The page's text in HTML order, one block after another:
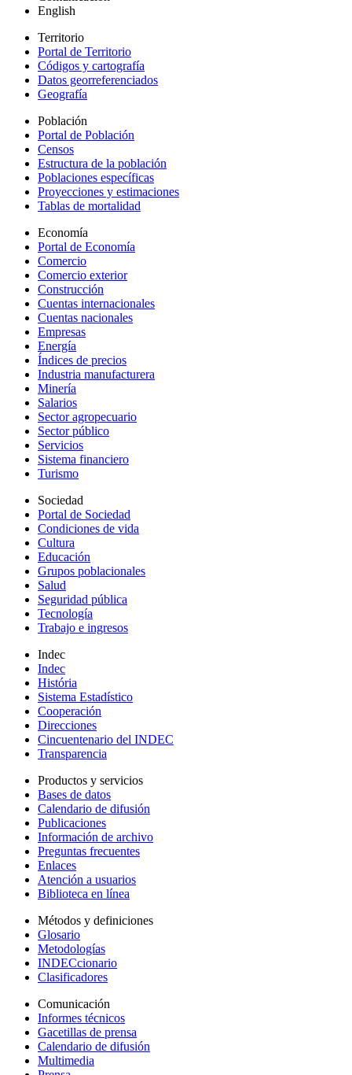
English
Territorio
Portal de Territorio
Códigos y cartografía
Datos georreferenciados
Geografía
Población
Portal de Población
Censos
Estructura de la población
Poblaciones específicas
Proyecciones y estimaciones
Tablas de mortalidad
Economía
Portal de Economía
Comercio
Comercio exterior
Construcción
Cuentas internacionales
Cuentas nacionales
Empresas
Energía
Índices de precios
Industria manufacturera
Minería
Salarios
Sector agropecuario
Sector público
Servicios
Sistema financiero
Turismo
Sociedad
Portal de Sociedad
Condiciones de vida
Cultura
Educación
Grupos poblacionales
Salud
Seguridad pública
Tecnología
Trabajo e ingresos
Indec
Indec
História
Sistema Estadístico
Cooperación
Direcciones
Cincuentenario del INDEC
Transparencia
Productos y servicios
Bases de datos
Calendario de difusión
Publicaciones
Información de archivo
Preguntas frecuentes
Enlaces
Atención a usuarios
Biblioteca en línea
Métodos y definiciones
Glosario
Metodologías
INDECcionario
Clasificadores
Comunicación
Informes técnicos
Gacetillas de prensa
Calendario de difusión
Multimedia